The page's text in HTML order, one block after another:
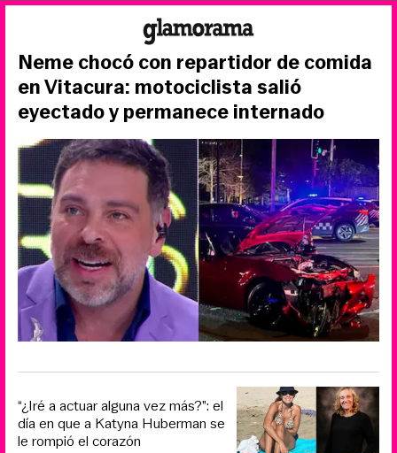
Neme chocó con repartidor de comida
en Vitacura: motociclista salió
eyectado y permanece internado
“¿Iré a actuar alguna vez más?”: el
día en que a Katyna Huberman se
le rompió el corazón